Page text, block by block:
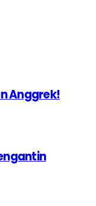
Anggrek!